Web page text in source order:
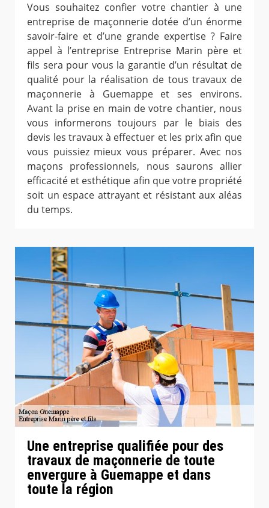
Vous souhaitez confier votre chantier à une
entreprise de maçonnerie dotée d’un énorme
savoir-faire et d’une grande expertise ? Faire
appel à l’entreprise Entreprise Marin père et
fils sera pour vous la garantie d’un résultat de
qualité pour la réalisation de tous travaux de
maçonnerie à Guemappe et ses environs.
Avant la prise en main de votre chantier, nous
vous informerons toujours par le biais des
devis les travaux à effectuer et les prix afin que
vous puissiez mieux vous préparer. Avec nos
maçons professionnels, nous saurons allier
efficacité et esthétique afin que votre propriété
soit un espace attrayant et résistant aux aléas
du temps.
Une entreprise qualifiée pour des
travaux de maçonnerie de toute
envergure à Guemappe et dans
toute la région